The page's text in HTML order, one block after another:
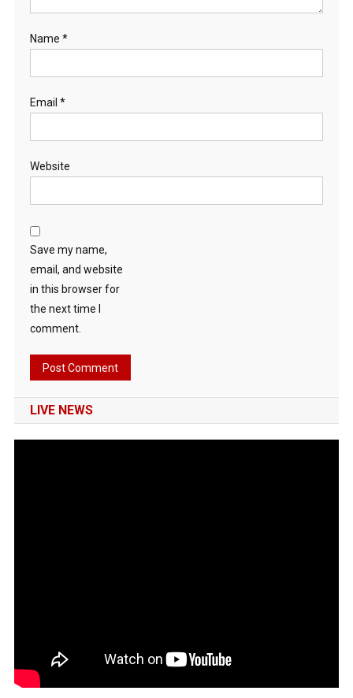
Name *
Email *
Website
Save my name,
email, and website
in this browser for
the next time I
comment.
LIVE NEWS